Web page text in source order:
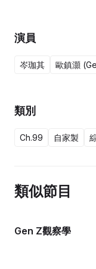
演員
岑珈其 歐鎮灝
類別
Ch.99 自家製
類似節目
Gen Z觀察學